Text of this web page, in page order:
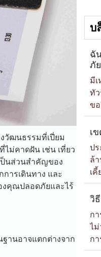
วัฒนธรรมที่เปี่ยม
ม่คาดฝัน เช่น เที่ยว
ป็นส่วนสำคัญของ
ารเดินทาง และ
งคุณปลอดภัยและไร้
านอาจแตกต่างจาก
บ
ฉั
ภั
มี
ทั
ข
โ
คุ
ป
ซ่า
เ
ป
ล้
เ
ตั้
อ
ชิ
ล
วิ
ก
ไ
ก
แ